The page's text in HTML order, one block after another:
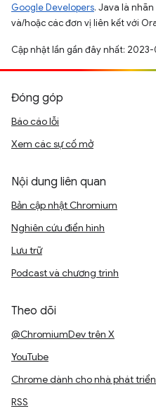
Google Developers. Java là
và/hoặc các đơn vị liên kết với
Cập nhật lần gần đây nhất: 2023-
Đóng góp
Báo cáo lỗi
Xem các sự cố mở
Nội dung liên quan
Bản cập nhật Chromium
Nghiên cứu điển hình
Lưu trữ
Podcast và chương trình
Theo dõi
@ChromiumDev trên X
YouTube
Chrome dành cho nhà phát
RSS